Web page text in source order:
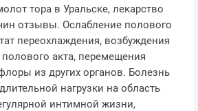
тора в Уральске, лекарство
отзывы. Ослабление полового
переохлаждения, возбуждения
акта, перемещения
из других органов. Болезнь
нагрузки на область
интимной жизни,